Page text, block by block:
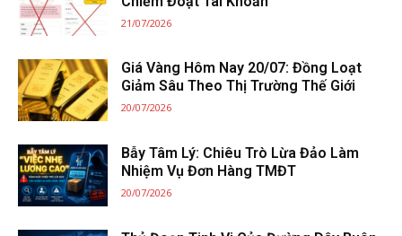
21/07/2026
Giá Vàng Hôm Nay 20/07: Đồng Loạt
Giảm Sâu Theo Thị Trường Thế Giới
20/07/2026
Bẫy Tâm Lý: Chiêu Trò Lừa Đảo Làm
Nhiệm Vụ Đơn Hàng TMĐT
20/07/2026